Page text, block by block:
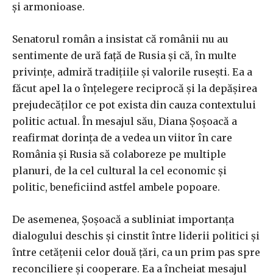
și armonioase.
Senatorul român a insistat că românii nu au
sentimente de ură față de Rusia și că, în multe
privințe, admiră tradițiile și valorile rusești. Ea a
făcut apel la o înțelegere reciprocă și la depășirea
prejudecăților ce pot exista din cauza contextului
politic actual. În mesajul său, Diana Șoșoacă a
reafirmat dorința de a vedea un viitor în care
România și Rusia să colaboreze pe multiple
planuri, de la cel cultural la cel economic și
politic, beneficiind astfel ambele popoare.
De asemenea, Șoșoacă a subliniat importanța
dialogului deschis și cinstit între liderii politici și
între cetățenii celor două țări, ca un prim pas spre
reconciliere și cooperare. Ea a încheiat mesajul